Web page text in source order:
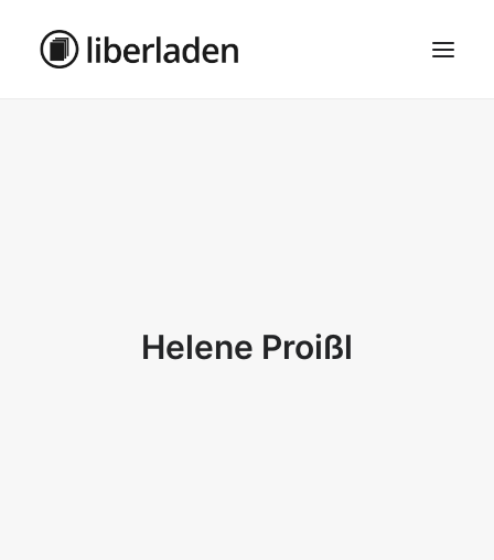
Helene Proißl